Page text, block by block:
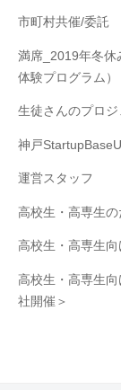
市町村共催/委託
満席_2019年冬休
体験プログラム）
生徒さんのプロ
神戸
運営スタッフ
高校生・高専生
高校生・高専生
高校生・高専生
社開催＞